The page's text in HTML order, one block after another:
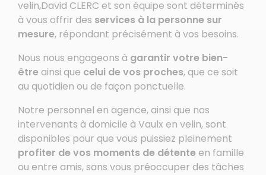
velin,David CLERC et son équipe sont déterminés
à vous offrir des services à la personne sur
mesure, répondant précisément à vos besoins.
Nous nous engageons à garantir votre bien-
être ainsi que celui de vos proches, que ce soit
au quotidien ou de façon ponctuelle.
Notre personnel en agence, ainsi que nos
intervenants à domicile à Vaulx en velin, sont
disponibles pour que vous puissiez pleinement
profiter de vos moments de détente en famille
ou entre amis, sans vous préoccuper des tâches